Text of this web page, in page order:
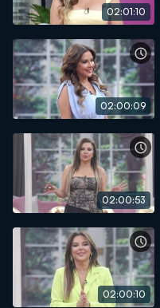
02:01:10
02:00:09
02:00:53
02:00:10